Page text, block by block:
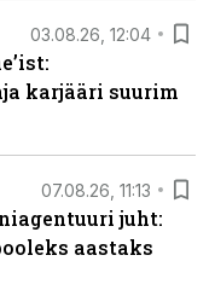
03.08.26, 12:04
karjääri suurim
07.08.26, 11:13
juht:
aastaks